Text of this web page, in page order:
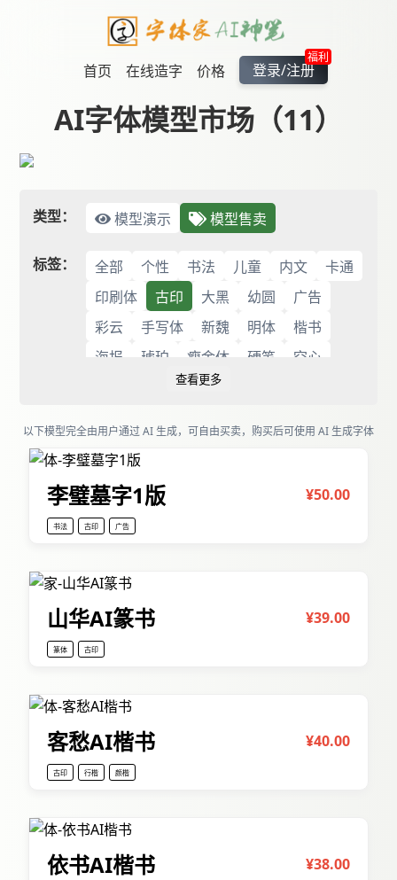
首页 在线造字 价格
福利
登录/注册
AI字体模型市场（11）
类型： 模型演示 模型售卖
标签： 全部 个性 书法 儿童 内文
卡通
印刷体
古印 大黑 幼圆
广告
彩云
手写体 新魏 明体
楷书
海报
琥珀 瘦金体 硬笔
空心
粗体
查看更多
以下模型完全由用户通过 AI 生成，可自由买卖，购买后可使用 AI 生成字体
李璧墓字1版 ¥50.00
书法 古印 广告
山华AI篆书 ¥39.00
篆体 古印
客愁AI楷书 ¥40.00
古印 行楷 颜楷
依书AI楷书 ¥38.00